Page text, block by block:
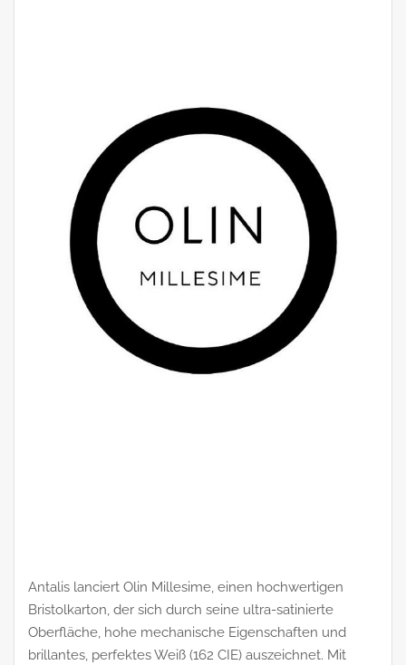
Antalis lanciert Olin Millesime, einen hochwertigen
Bristolkarton, der sich durch seine ultra-satinierte
Oberfläche, hohe mechanische Eigenschaften und
brillantes, perfektes Weiß (162 CIE) auszeichnet. Mit